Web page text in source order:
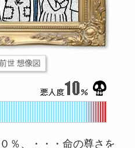
％、・・・命の尊さを